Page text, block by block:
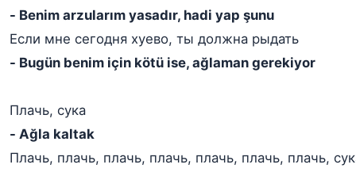
- Benim arzularım yasadır, hadi yap şunu
Если мне сегодня хуево, ты должна рыдать
- Bugün benim için kötü ise, ağlaman gerekiyor
Плачь, сука
- Ağla kaltak
Плачь, плачь, плачь, плачь, плачь, плачь, плачь,